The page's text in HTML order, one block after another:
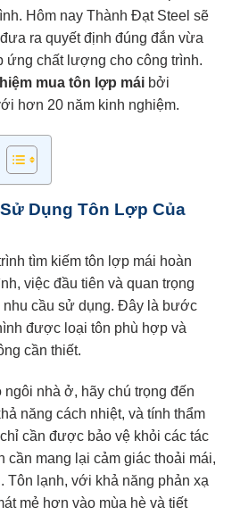
Hôm nay Thành Đạt Steel sẽ
ra quyết định đúng đắn vừa
ứng chất lượng cho công trình.
mua tôn lợp mái bởi
hơn 20 năm kinh nghiệm.
Dụng Tôn Lợp Của
tìm kiếm tôn lợp mái hoàn
việc đầu tiên và quan trọng
nhu cầu sử dụng. Đây là bước
được loại tôn phù hợp và
cần thiết.
nhà ở, hãy chú trọng đến
năng cách nhiệt, và tính thẩm
cần được bảo vệ khỏi các tác
cần mang lại cảm giác thoải mái,
Tôn lạnh, với khả năng phản xạ
mẻ hơn vào mùa hè và tiết